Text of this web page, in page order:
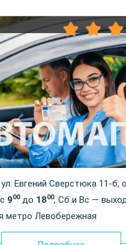
ул. Евгений Сверстюка 11-б,
900до 1800, Сб и Вс —
метро Левобережная